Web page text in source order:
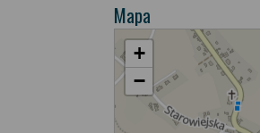
Mapa
+
−